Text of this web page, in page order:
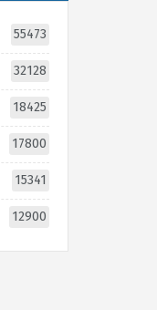
55473
32128
18425
17800
15341
12900